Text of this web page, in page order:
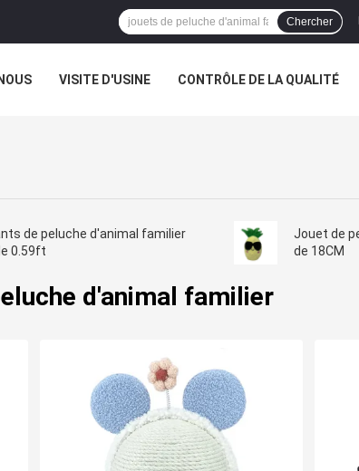
Chercher
VISITE D'USINE CONTRÔLE DE LA QUALITÉ
de peluche d'animal familier
0.59ft
Jouet de
de 18CM
d'animal familier